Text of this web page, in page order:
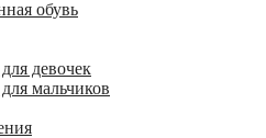
обувь
девочек
мальчиков